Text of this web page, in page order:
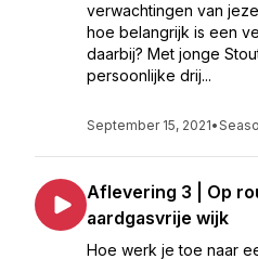
verwachtingen van
hoe belangrijk is een
daarbij? Met jonge
persoonlijke drij...
September 15, 2021•
Aflevering 3 | Op
aardgasvrije wijk
Hoe werk je toe naar